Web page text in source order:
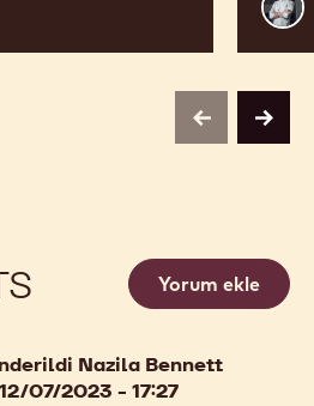
previousnext
Yorum ekle
Nazila Bennett
07/2023 - 17:27